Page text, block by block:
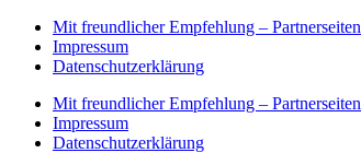
Mit freundlicher Empfehlung – Partnerseiten
Impressum
Datenschutzerklärung
Mit freundlicher Empfehlung – Partnerseiten
Impressum
Datenschutzerklärung